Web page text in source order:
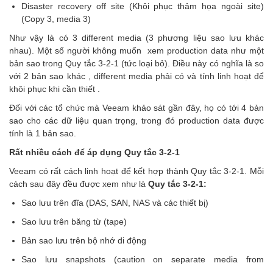
Disaster recovery off site (Khôi phục thảm họa ngoài site)
(Copy 3, media 3)
Như vậy là có 3 different media (3 phương liệu sao lưu khác
nhau). Một số người không muốn xem production data như một
bản sao trong Quy tắc 3-2-1 (tức loại bỏ). Điều này có nghĩa là so
với 2 bản sao khác , different media phải có và tính linh hoạt để
khôi phục khi cần thiết .
Đối với các tổ chức mà Veeam khảo sát gần đây, họ có tới 4 bản
sao cho các dữ liệu quan trọng, trong đó production data được
tính là 1 bản sao.
Rất nhiều cách để áp dụng Quy tắc 3-2-1
Veeam có rất cách linh hoạt để kết hợp thành Quy tắc 3-2-1. Mỗi
cách sau đây đều được xem như là Quy tắc 3-2-1:
Sao lưu trên đĩa (DAS, SAN, NAS và các thiết bị)
Sao lưu trên băng từ (tape)
Bản sao lưu trên bộ nhớ di động
Sao lưu snapshots (caution on separate media from